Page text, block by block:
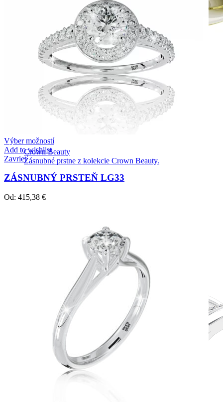
Crown Beauty
Zásnubné prstne z kolekcie Crown Beauty.
Výber možností
Add to wishlist
Zavrieť
ZÁSNUBNÝ PRSTEŇ LG33
Od: 415,38 €